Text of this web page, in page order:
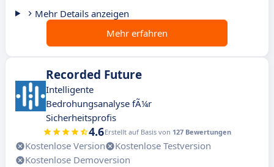
Mehr Details anzeigen
Mehr erfahren
Recorded Future
Intelligente
Bedrohungsanalyse fÃ¼r
Sicherheitsprofis
4.6Erstellt auf Basis von 127 Bewertungen
Kostenlose Version
Kostenlose Testversion
Kostenlose Demoversion